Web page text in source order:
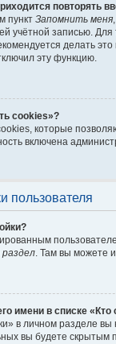
повторять
пункт Запомнить меня
учётной записью.
делать
эту функцию.
cookies»?
которые
включена
пользователя
. Там вы можете
имени в списке
в личном разделе
вы будете скрытым